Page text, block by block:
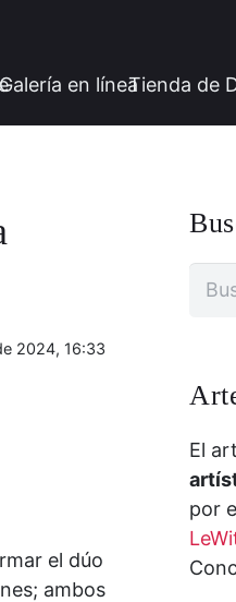
Galería en líneaTienda de
2024, 16:33
el dúo
ambos
El
por